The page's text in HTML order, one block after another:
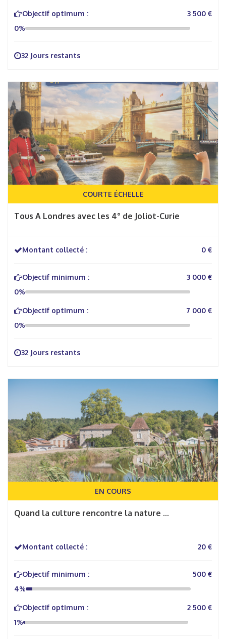
Objectif optimum :
3 500 €
0%
32 Jours restants
COURTE ÉCHELLE
Tous A Londres avec les 4° de Joliot-Curie
Montant collecté : 0 €
Objectif minimum :
3 000 €
0%
Objectif optimum :
7 000 €
0%
32 Jours restants
EN COURS
Quand la culture rencontre la nature ...
Montant collecté : 20 €
Objectif minimum :
500 €
4%
Objectif optimum :
2 500 €
1%